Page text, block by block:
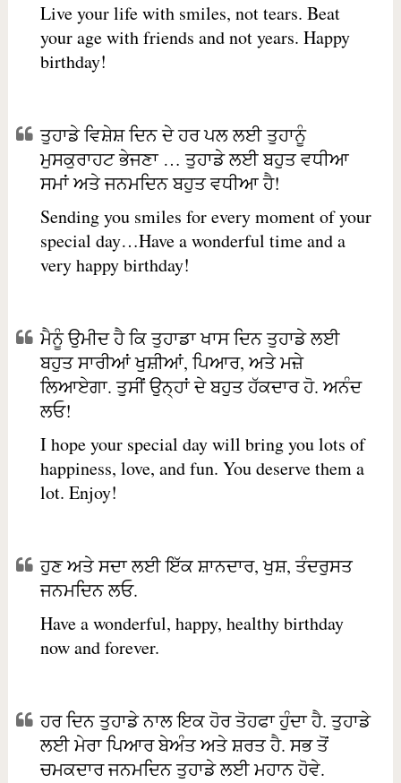
Live your life with smiles, not tears. Beat
your age with friends and not years. Happy
birthday!
ਤੁਹਾਡੇ ਵਿਸ਼ੇਸ਼ ਦਿਨ ਦੇ ਹਰ ਪਲ ਲਈ ਤੁਹਾਨੂੰ
ਮੁਸਕੁਰਾਹਟ ਭੇਜਣਾ … ਤੁਹਾਡੇ ਲਈ ਬਹੁਤ ਵਧੀਆ
ਸਮਾਂ ਅਤੇ ਜਨਮਦਿਨ ਬਹੁਤ ਵਧੀਆ ਹੈ!
Sending you smiles for every moment of your
special day…Have a wonderful time and a
very happy birthday!
ਮੈਨੂੰ ਉਮੀਦ ਹੈ ਕਿ ਤੁਹਾਡਾ ਖਾਸ ਦਿਨ ਤੁਹਾਡੇ ਲਈ
ਬਹੁਤ ਸਾਰੀਆਂ ਖੁਸ਼ੀਆਂ, ਪਿਆਰ, ਅਤੇ ਮਜ਼ੇ
ਲਿਆਏਗਾ. ਤੁਸੀਂ ਉਨ੍ਹਾਂ ਦੇ ਬਹੁਤ ਹੱਕਦਾਰ ਹੋ. ਅਨੰਦ
ਲਓ!
I hope your special day will bring you lots of
happiness, love, and fun. You deserve them a
lot. Enjoy!
ਹੁਣ ਅਤੇ ਸਦਾ ਲਈ ਇੱਕ ਸ਼ਾਨਦਾਰ, ਖੁਸ਼, ਤੰਦਰੁਸਤ
ਜਨਮਦਿਨ ਲਓ.
Have a wonderful, happy, healthy birthday
now and forever.
ਹਰ ਦਿਨ ਤੁਹਾਡੇ ਨਾਲ ਇਕ ਹੋਰ ਤੋਹਫਾ ਹੁੰਦਾ ਹੈ. ਤੁਹਾਡੇ
ਲਈ ਮੇਰਾ ਪਿਆਰ ਬੇਅੰਤ ਅਤੇ ਸ਼ਰਤ ਹੈ. ਸਭ ਤੋਂ
ਚਮਕਦਾਰ ਜਨਮਦਿਨ ਤੁਹਾਡੇ ਲਈ ਮਹਾਨ ਹੋਵੇ.